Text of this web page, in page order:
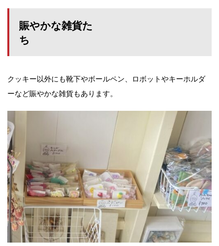
賑やかな雑貨た
ち
クッキー以外にも靴下やボールペン、ロボットやキーホルダ
ーなど賑やかな雑貨もあります。